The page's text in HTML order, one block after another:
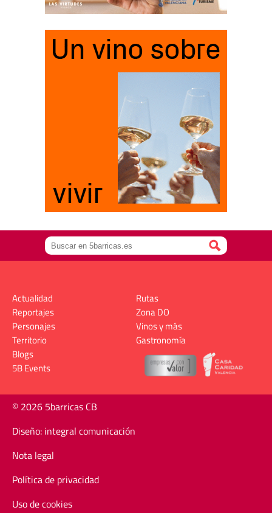
Actualidad
Reportajes
Personajes
Territorio
Rutas
Zona DO
Vinos y más
Gastronomía
Blogs
5B Events
© 2026 5barricas CB
Diseño: integral comunicación
Nota legal
Política de privacidad
Uso de cookies